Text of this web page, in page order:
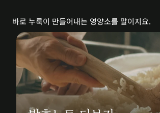
바로 누룩이 만들어내는 영양소를 말이지요.